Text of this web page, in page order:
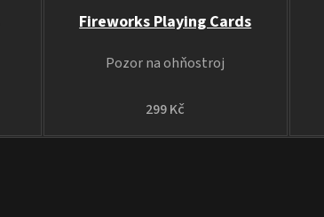
Fireworks Playing Cards
299 Kč
Pozor na ohňostroj